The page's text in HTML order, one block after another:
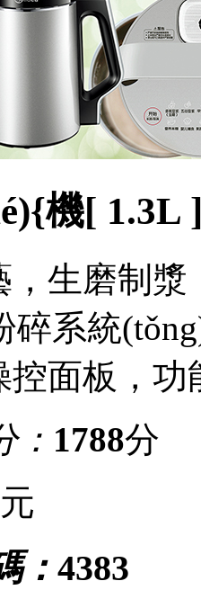
機[ 1.3L
，生磨制漿
系統
面板，
： 1788分
元
： 4383